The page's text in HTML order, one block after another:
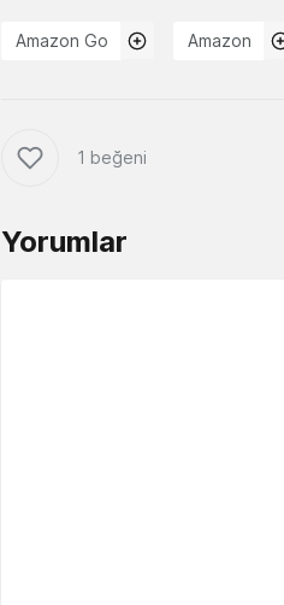
Amazon Go Amazon
1 beğeni
Yorumlar